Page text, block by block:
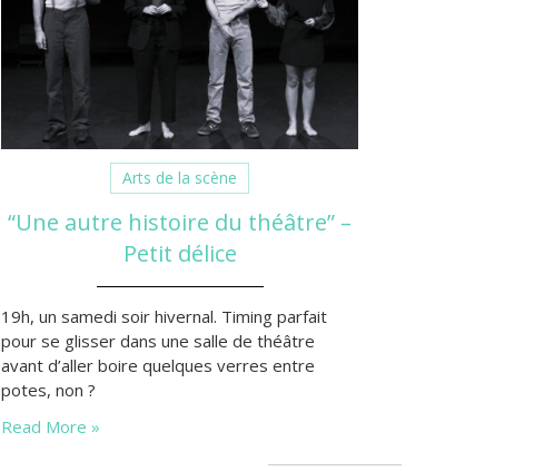
Arts de la scène
“Une autre histoire du théâtre” –
Petit délice
19h, un samedi soir hivernal. Timing parfait
pour se glisser dans une salle de théâtre
avant d’aller boire quelques verres entre
potes, non ?
Read More »